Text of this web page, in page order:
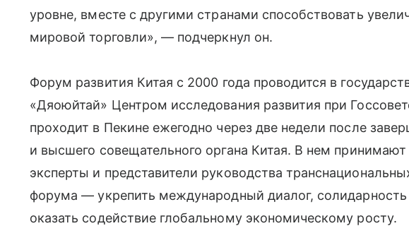
уровне, вместе с другими странами способствовать
мировой торговли», — подчеркнул он.
Форум развития Китая с 2000 года проводится в
«Дяоюйтай» Центром исследования развития при
проходит в Пекине ежегодно через две недели после
и высшего совещательного органа Китая. В нем
эксперты и представители руководства
форума — укрепить международный диалог,
оказать содействие глобальному экономическому росту.